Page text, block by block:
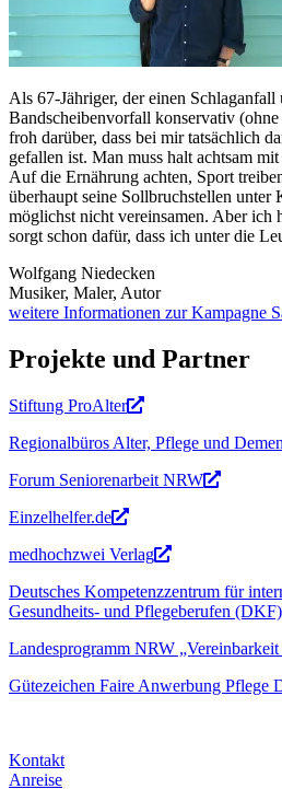
Als 67-Jähriger, der einen
Bandscheibenvorfall konservativ
froh darüber, dass bei mir tatsächlich
gefallen ist. Man muss halt achtsam
Auf die Ernährung achten, Sport
überhaupt seine Sollbruchstellen
möglichst nicht vereinsamen. Aber ich
sorgt schon dafür, dass ich unter die
Wolfgang Niedecken
Musiker, Maler, Autor
weitere Informationen zur Kampagne
Projekte und Partner
Stiftung ProAlter
Regionalbüros Alter, Pflege und
Forum Seniorenarbeit NRW
Einzelhelfer.de
medhochzwei Verlag
Deutsches Kompetenzzentrum für
Gesundheits- und Pflegeberufen (DKF)
Landesprogramm NRW
Gütezeichen Faire Anwerbung Pflege
Kontakt
Anreise